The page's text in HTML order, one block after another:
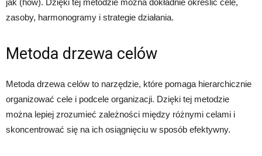
jak (how). Dzięki tej metodzie można dokładnie określić cele,
zasoby, harmonogramy i strategie działania.
Metoda drzewa celów
Metoda drzewa celów to narzędzie, które pomaga hierarchicznie
organizować cele i podcele organizacji. Dzięki tej metodzie
można lepiej zrozumieć zależności między różnymi celami i
skoncentrować się na ich osiągnięciu w sposób efektywny.